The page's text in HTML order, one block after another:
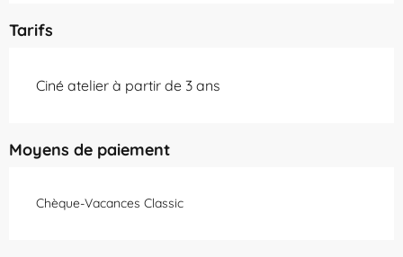
Tarifs
Ciné atelier à partir de 3 ans
Moyens de paiement
Chèque-Vacances Classic